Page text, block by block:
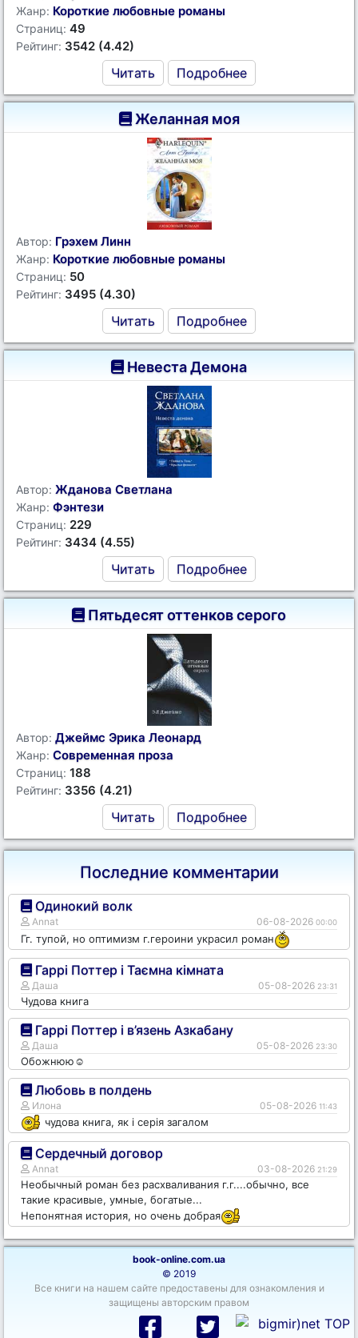
Жанр: Короткие любовные романы
Страниц: 49
Рейтинг: 3542 (4.42)
Читать Подробнее
Желанная моя
Автор: Грэхем Линн
Жанр: Короткие любовные романы
Страниц: 50
Рейтинг: 3495 (4.30)
Читать Подробнее
Невеста Демона
Автор: Жданова Светлана
Жанр: Фэнтези
Страниц: 229
Рейтинг: 3434 (4.55)
Читать Подробнее
Пятьдесят оттенков серого
Автор: Джеймс Эрика Леонард
Жанр: Современная проза
Страниц: 188
Рейтинг: 3356 (4.21)
Читать Подробнее
Последние комментарии
Одинокий волк
Annat 06-08-2026 00:00
Гг. тупой, но оптимизм г.героини украсил роман
Гаррі Поттер і Таємна кімната
Даша 05-08-2026 23:31
Чудова книга
Гаррі Поттер і в’язень Азкабану
Даша 05-08-2026 23:30
Обожнюю☺️
Любовь в полдень
Илона 05-08-2026 11:43
чудова книга, як і серія загалом
Сердечный договор
Annat 03-08-2026 21:29
Необычный роман без расхваливания г.г....обычно, все
такие красивые, умные, богатые...
Непонятная история, но очень добрая
book-online.com.ua
© 2019
Все книги на нашем сайте предоставены для ознакомления и
защищены авторским правом